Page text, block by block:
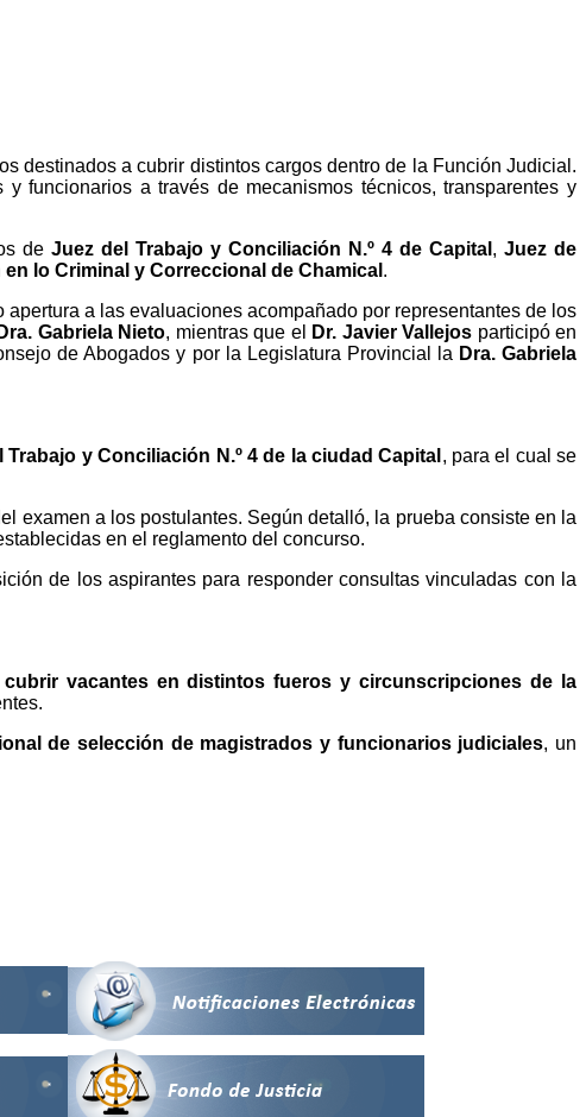
destinados a cubrir distintos cargos dentro de la Función Judicial.
funcionarios a través de mecanismos técnicos, transparentes y
deJuez del Trabajo y Conciliación N.º 4 de Capital ,Juez de
lo Criminal y Correccional de Chamical .
apertura a las evaluaciones acompañado por representantes de los
Gabriela Nieto, mientras que el Dr. Javier Vallejos participó en
de Abogados y por la Legislatura Provincial la Dra. Gabriela
Trabajo y Conciliación N.º 4 de la ciudad Capital , para el cual se
examen a los postulantes. Según detalló, la prueba consiste en la
en el reglamento del concurso.
de los aspirantes para responder consultas vinculadas con la
cubrir vacantes en distintos fueros y circunscripciones de la
de selección de magistrados y funcionarios judiciales, un